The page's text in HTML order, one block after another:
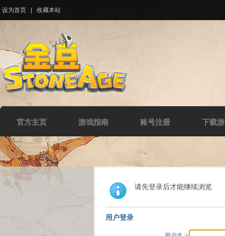
设为首页 收藏本站
官方主页 游戏指南 账号注册 下载
请先登录后才能继续浏览
用户登录